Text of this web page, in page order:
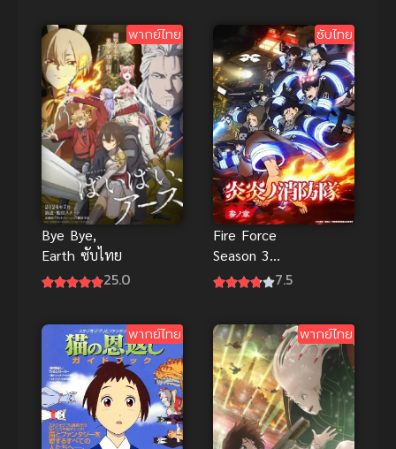
ไทย
พากย์ไทย
Bye Bye,
Earth ซับไทย
25.0
ซับไทย
Fire Force
Season 3
หน่วยผจญคน
7.5
พากย์ไทย พากย์ไทย